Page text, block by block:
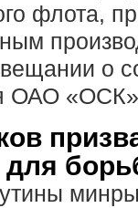
флота,
о
ОАО
для